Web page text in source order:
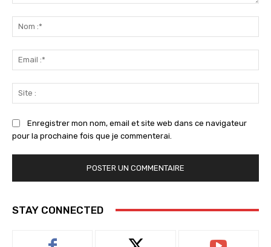
:*
:*
:
Enregistrer mon nom, email et site web dans ce navigateur
pour la prochaine fois que je commenterai.
STAY CONNECTED